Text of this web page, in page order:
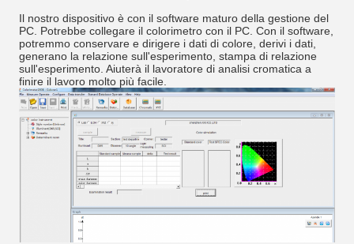
Il nostro dispositivo è con il software maturo della gestione del
PC. Potrebbe collegare il colorimetro con il PC. Con il software,
potremmo conservare e dirigere i dati di colore, derivi i dati,
generano la relazione sull'esperimento, stampa di relazione
sull'esperimento. Aiuterà il lavoratore di analisi cromatica a
finire il lavoro molto più facile.